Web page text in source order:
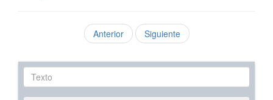
Anterior Siguiente
Texto